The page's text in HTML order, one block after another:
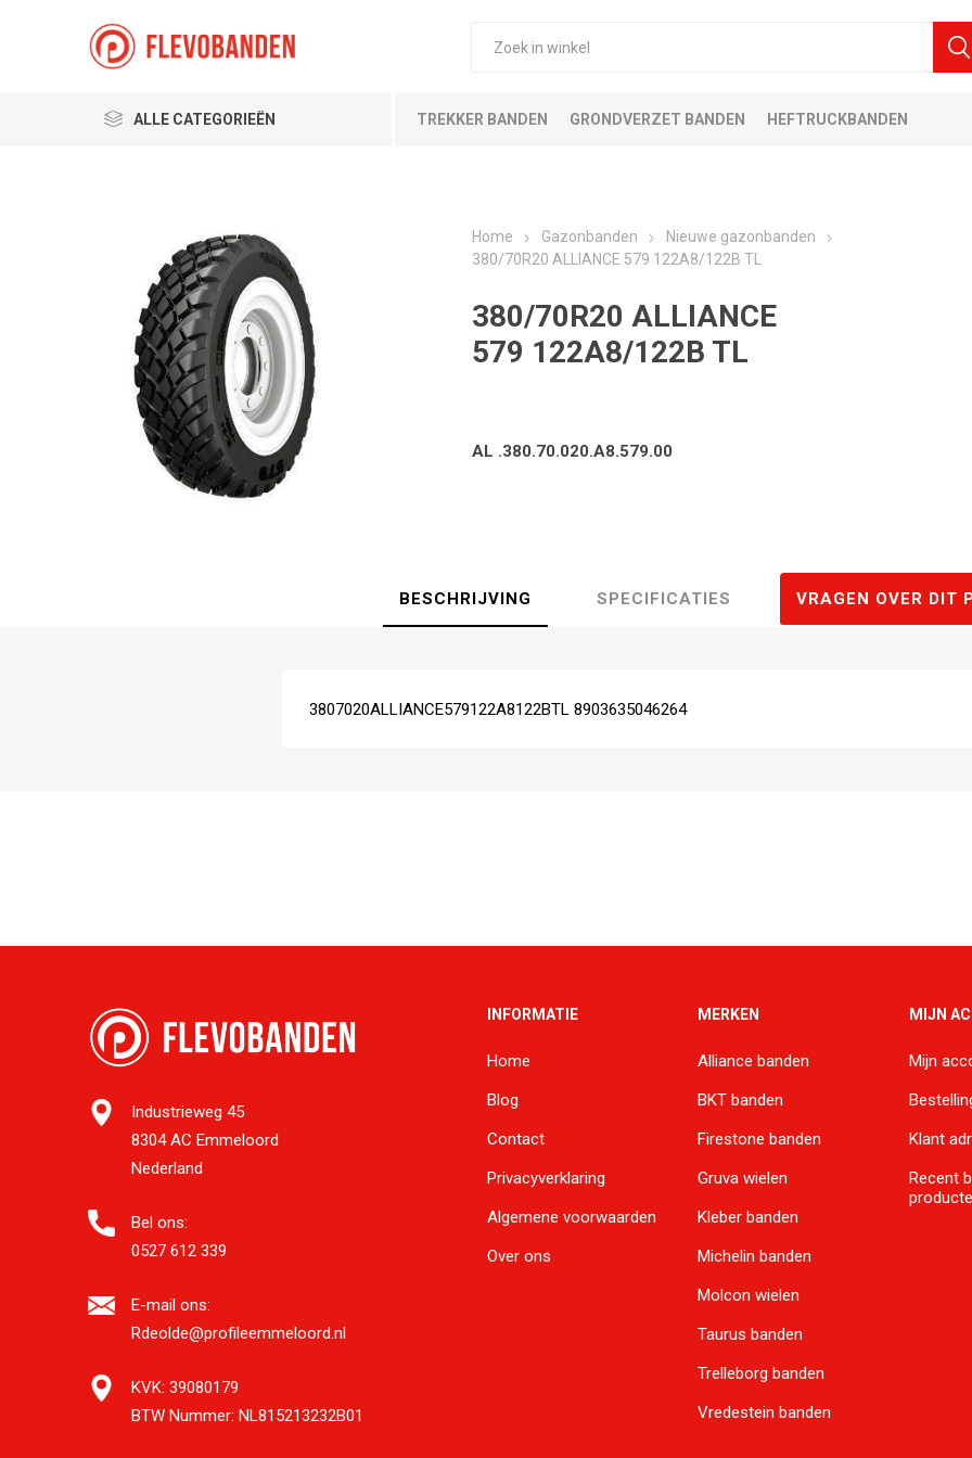
ALLE CATEGORIEËN TREKKER BANDEN GRONDVERZET BANDEN HEFTRUCKBANDEN
Home Gazonbanden
Nieuwe gazonbanden
380/70R20 ALLIANCE 579 122A8/122B TL
380/70R20 ALLIANCE
579 122A8/122B TL
AL .380.70.020.A8.579.00
BESCHRIJVING SPECIFICATIES VRAGEN OVER DIT
3807020ALLIANCE579122A8122BTL 8903635046264
Industrieweg 45
8304 AC Emmeloord
Nederland
Bel ons:
0527 612 339
E-mail ons:
Rdeolde@profileemmeloord.nl
KVK: 39080179
BTW Nummer: NL815213232B01
INFORMATIE
Home
Blog
Contact
Privacyverklaring
Algemene voorwaarden
Over ons
MERKEN
Alliance banden
BKT banden
Firestone banden
Gruva wielen
Kleber banden
Michelin banden
Molcon wielen
Taurus banden
Trelleborg banden
Vredestein banden
MIJN
Mijn
Klant
Recent